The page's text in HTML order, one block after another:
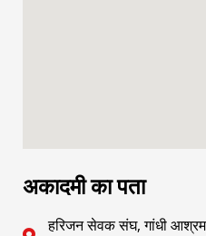
अकादमी का पता
हरिजन सेवक संघ, गांधी